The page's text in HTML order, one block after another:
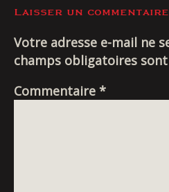
DE
L’ARTICLE
Laisser un commentaire
Votre adresse e-mail ne
champs obligatoires
Commentaire *